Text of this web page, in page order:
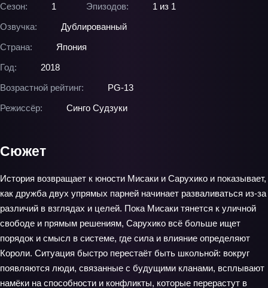
Сезон: 1 Эпизодов:
1 из 1
Озвучка:
Дублированный
Страна:
Япония
Год:
2018
Возрастной рейтинг:
PG-13
Режиссёр:
Синго Судзуки
Сюжет
История возвращает к юности Мисаки и Сарухико и показывает,
как дружба двух упрямых парней начинает разваливаться из‑за
различий в взглядах и целей. Пока Мисаки тянется к уличной
свободе и прямым решениям, Сарухико всё больше ищет
порядок и смысл в системе, где сила и влияние определяют
Короли. Ситуация быстро перестаёт быть школьной: вокруг
появляются люди, связанные с будущими кланами, всплывают
намёки на способности и конфликты, которые перерастут в